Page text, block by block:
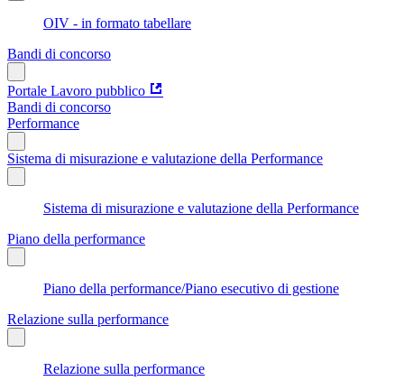
OIV - in formato tabellare
Bandi di concorso
Portale Lavoro pubblico
Bandi di concorso
Performance
Sistema di misurazione e valutazione della Performance
Sistema di misurazione e valutazione della Performance
Piano della performance
Piano della performance/Piano esecutivo di gestione
Relazione sulla performance
Relazione sulla performance